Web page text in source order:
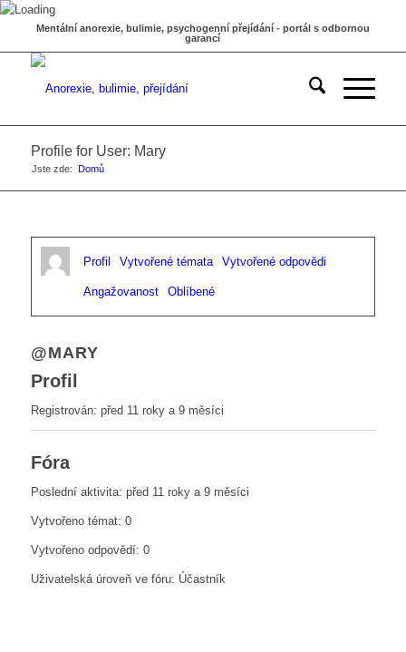
Mentální anorexie, bulimie, psychogenní přejídání - portál s odbornou
garancí
Profile for User: Mary
Jste zde: Domů
Profil Vytvořené témata Vytvořené odpovědi
Angažovanost Oblíbené
@MARY
Profil
Registrován: před 11 roky a 9 měsíci
Fóra
Poslední aktivita: před 11 roky a 9 měsíci
Vytvořeno témat: 0
Vytvořeno odpovědí: 0
Uživatelská úroveň ve fóru: Účastník